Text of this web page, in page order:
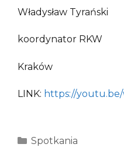
Władysław Tyrański
koordynator RKW
Kraków
LINK: https://
Kategorie
Spotkania